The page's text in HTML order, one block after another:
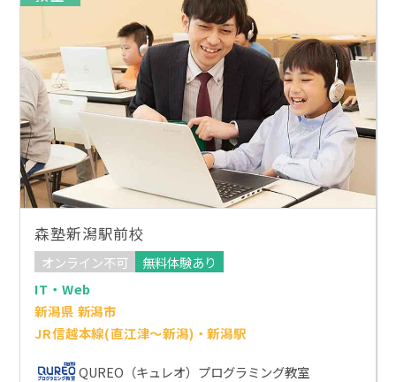
森塾新潟駅前校
オンライン不可
無料体験あり
IT・Web
新潟県 新潟市
JR信越本線(直江津～新潟)・新潟駅
QUREO（キュレオ）プログラミング教室